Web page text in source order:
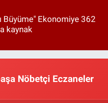
Büyüme" Ekonomiye 362
kaynak
Nöbetçi Eczaneler